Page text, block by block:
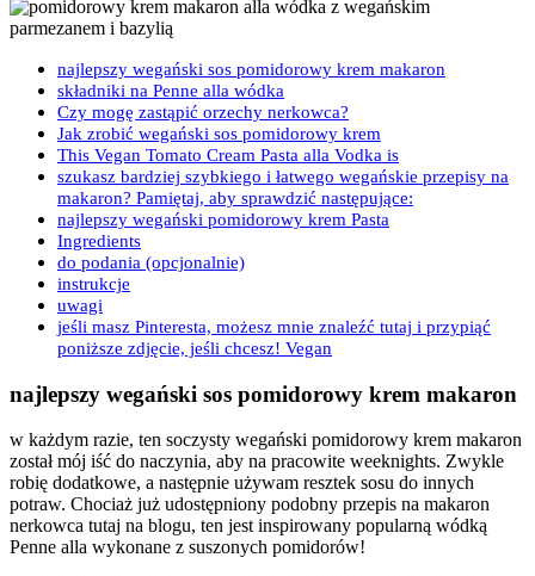
najlepszy wegański sos pomidorowy krem makaron
składniki na Penne alla wódka
Czy mogę zastąpić orzechy nerkowca?
Jak zrobić wegański sos pomidorowy krem
This Vegan Tomato Cream Pasta alla Vodka is
szukasz bardziej szybkiego i łatwego wegańskie przepisy na
makaron? Pamiętaj, aby sprawdzić następujące:
najlepszy wegański pomidorowy krem Pasta
Ingredients
do podania (opcjonalnie)
instrukcje
uwagi
jeśli masz Pinteresta, możesz mnie znaleźć tutaj i przypiąć
poniższe zdjęcie, jeśli chcesz! Vegan
najlepszy wegański sos pomidorowy krem makaron
w każdym razie, ten soczysty wegański pomidorowy krem makaron
został mój iść do naczynia, aby na pracowite weeknights. Zwykle
robię dodatkowe, a następnie używam resztek sosu do innych
potraw. Chociaż już udostępniony podobny przepis na makaron
nerkowca tutaj na blogu, ten jest inspirowany popularną wódką
Penne alla wykonane z suszonych pomidorów!